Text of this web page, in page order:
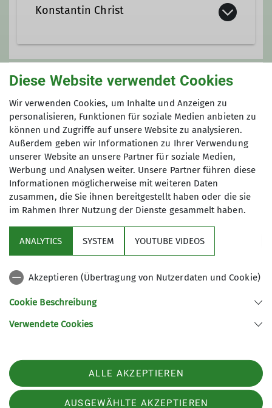
Konstantin Christ
KonstantinChrist@t-online.de
Qualifikationen
Kletterbetreuer*in Breitensport
Unsere Veranstaltungsorte
Nordwand
James-Franck-Ring 1b
37077 Göttingen
Sektion
Aktuelles
Sektion Göttingen des Deutschen Alpenvereins e.V.
Kurze Straße 16
37073 Göttingen
Telefon +4955143815
Diese Website verwendet Cookies
Wir verwenden Cookies, um Inhalte und Anzeigen zu
personalisieren, Funktionen für soziale Medien anbieten zu
können und Zugriffe auf unsere Website zu analysieren.
Außerdem geben wir Informationen zu Ihrer Verwendung
unserer Website an unsere Partner für soziale Medien,
Werbung und Analysen weiter. Unsere Partner führen diese
Informationen möglicherweise mit weiteren Daten
zusammen, die Sie ihnen bereitgestellt haben oder die sie
im Rahmen Ihrer Nutzung der Dienste gesammelt haben.
ANALYTICS SYSTEM YOUTUBE VIDEOS
Akzeptieren (Übertragung von Nutzerdaten und Cookie)
Cookie Beschreibung
Verwendete Cookies
ALLE AKZEPTIEREN
AUSGEWÄHLTE AKZEPTIEREN